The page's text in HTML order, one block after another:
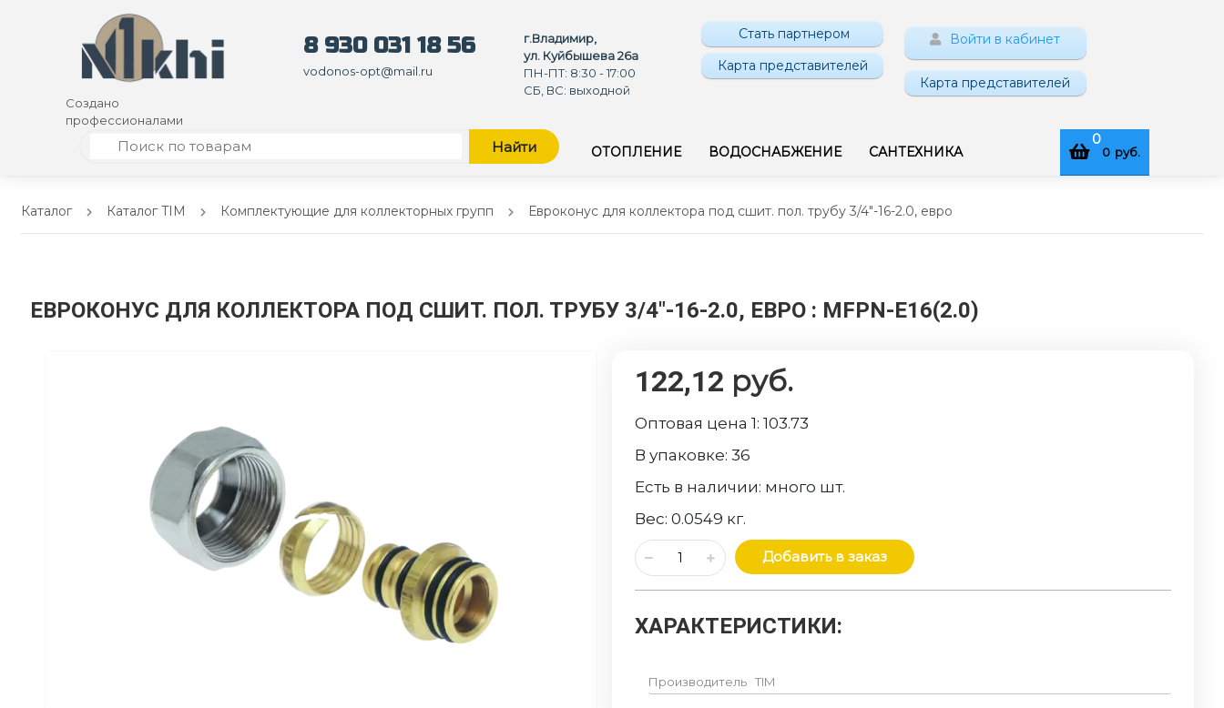
Создано
профессионалами
8 930 031 18 56
vodonos-opt@mail.ru
г.Владимир,
ул. Куйбышева 26а
ПН-ПТ: 8:30 - 17:00
СБ, ВС: выходной
Стать партнером
Карта представителей
Войти в кабинет
Карта представителей
Найти ОТОПЛЕНИЕ ВОДОСНАБЖЕНИЕ САНТЕХНИКА
0
0 руб.
Каталог Каталог TIM Комплектующие для коллекторных групп Евроконус для коллектора под сшит. пол. трубу 3/4"-16-2.0, евро
ЕВРОКОНУС ДЛЯ КОЛЛЕКТОРА ПОД СШИТ. ПОЛ. ТРУБУ 3/4"-16-2.0, ЕВРО : MFPN-E16(2.0)
122,12 руб.
Оптовая цена 1: 103.73
В упаковке: 36
Есть в наличии: много шт.
Вес: 0.0549 кг.
Добавить в заказ
ХАРАКТЕРИСТИКИ:
Производитель TIM